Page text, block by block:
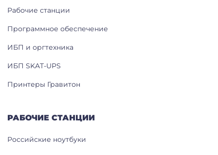
Рабочие станции
Программное обеспечение
ИБП и оргтехника
ИБП SKAT-UPS
Принтеры Гравитон
РАБОЧИЕ СТАНЦИИ
Российские ноутбуки